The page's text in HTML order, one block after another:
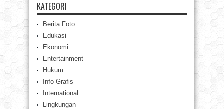
KATEGORI
Berita Foto
Edukasi
Ekonomi
Entertainment
Hukum
Info Grafis
International
Lingkungan